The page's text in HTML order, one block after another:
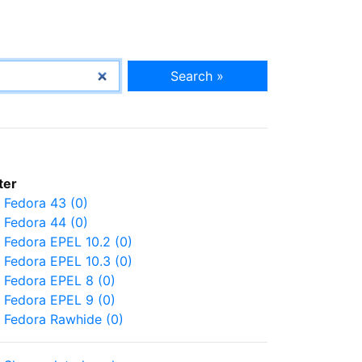
Search »
Fedora 43 (0)
Fedora 44 (0)
Fedora EPEL 10.2 (0)
Fedora EPEL 10.3 (0)
Fedora EPEL 8 (0)
Fedora EPEL 9 (0)
Fedora Rawhide (0)